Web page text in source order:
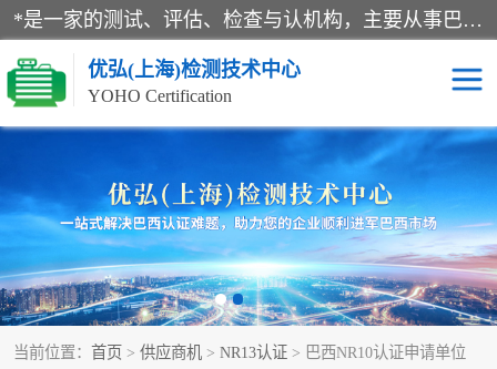
*是一家的测试、评估、检查与认机构，主要从事巴西NR10认证、NR12认证、NR13认证；ANATEL认证、INMTRO认证，欧盟CE认证：MD认证，PED认证，MID认证，ATEX认证，德国蓝色天使认证。
优弘(上海)检测技术中心
YOHO Certification
当前位置： 首页 > 供应商机 > NR13认证 > 巴西NR10认证申请单位
RECYCLASS认证 NR10认证
NR12认证 NR13认证
ART认证 巴西NR认证
巴西认证 RETIE认证